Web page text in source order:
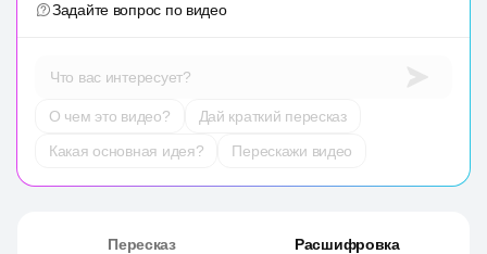
Задайте вопрос по видео
Что вас интересует?
О чем это видео?
Дай краткий пересказ
Какая основная идея?
Перескажи видео
Пересказ Расшифровка